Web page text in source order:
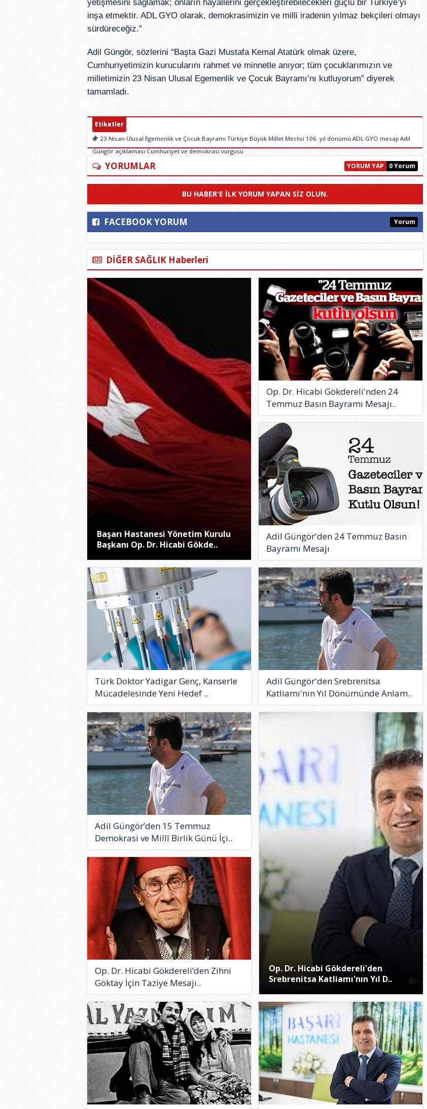
yetişmesini sağlamak; onların hayallerini gerçekleştirebilecekleri güçlü bir Türkiye’yi
inşa etmektir. ADL GYO olarak, demokrasimizin ve milli iradenin yılmaz bekçileri olmayı
sürdüreceğiz.”
Adil Güngör, sözlerini “Başta Gazi Mustafa Kemal Atatürk olmak üzere,
Cumhuriyetimizin kurucularını rahmet ve minnetle anıyor; tüm çocuklarımızın ve
milletimizin 23 Nisan Ulusal Egemenlik ve Çocuk Bayramı’nı kutluyorum” diyerek
tamamladı.
Etiketler
23 Nisan Ulusal Egemenlik ve Çocuk Bayramı Türkiye Büyük Millet Meclisi 106. yıl dönümü ADL GYO mesajı Adil
Güngör açıklaması Cumhuriyet ve demokrasi vurgusu
YORUMLAR 0 Yorum
YORUM YAP
BU HABER'E ILK YORUM YAPAN SIZ OLUN.
FACEBOOK YORUM Yorum
DİĞER SAĞLIK Haberleri
Başarı Hastanesi Yönetim Kurulu
Başkanı Op. Dr. Hicabi Gökde..
Op. Dr. Hicabi Gökdereli'nden 24
Temmuz Basın Bayramı Mesajı..
Adil Güngör'den 24 Temmuz Basın
Bayramı Mesajı
Türk Doktor Yadigar Genç, Kanserle
Mücadelesinde Yeni Hedef ..
Adil Güngör'den Srebrenitsa
Katliamı'nın Yıl Dönümünde Anlam..
Op. Dr. Hicabi Gökdereli'den
Srebrenitsa Katliamı'nın Yıl D..
Adil Güngör’den 15 Temmuz
Demokrasi ve Millî Birlik Günü İçi..
Op. Dr. Hicabi Gökdereli’den Zihni
Göktay İçin Taziye Mesajı..